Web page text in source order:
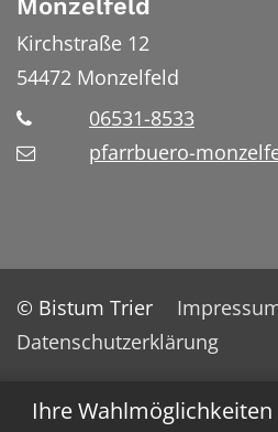
Ihre
Monzelfeld
Kirchstraße 12
54472 Monzelfeld
06531-8533
pfarrbuero-
© Bistum Trier
Datenschutzerklärung